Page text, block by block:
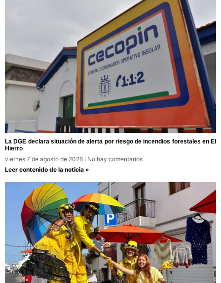
La DGE declara situación de alerta por riesgo de incendios forestales en El
Hierro
viernes 7 de agosto de 2026
No hay comentarios
Leer contenido de la noticia »